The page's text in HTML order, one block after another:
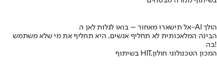
אל תישארו מאחור – בואו לגלות לאן ה-AI הולך
הבינה המלאכותית לא תחליף אנשים, היא תחליף את מי שלא משתמש
בה!
בשיתוף HIT,המכון הטכנולוגי חולון